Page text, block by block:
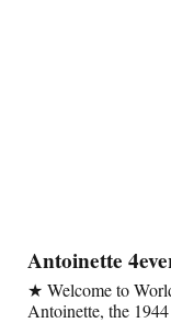
Antoinette
★ Welcome to
Antoinette, the